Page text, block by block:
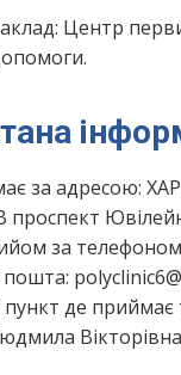
Центр
за адресою:
проспект
за
де приймає
Вікторівна